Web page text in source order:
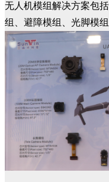
无人机模组解决方案包
组、避障模组、光脚模组